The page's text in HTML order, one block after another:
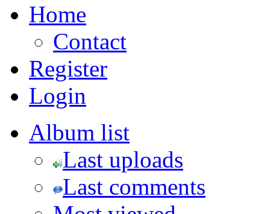
Home
Contact
Register
Login
Album list
Last uploads
Last comments